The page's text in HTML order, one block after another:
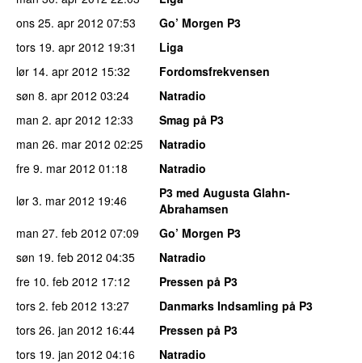
ons 25. apr 2012 07:53
Go’ Morgen P3
tors 19. apr 2012 19:31
Liga
lør 14. apr 2012 15:32
Fordomsfrekvensen
søn 8. apr 2012 03:24
Natradio
man 2. apr 2012 12:33
Smag på P3
man 26. mar 2012 02:25
Natradio
fre 9. mar 2012 01:18
Natradio
lør 3. mar 2012 19:46
P3 med Augusta Glahn-
Abrahamsen
man 27. feb 2012 07:09
Go’ Morgen P3
søn 19. feb 2012 04:35
Natradio
fre 10. feb 2012 17:12
Pressen på P3
tors 2. feb 2012 13:27
Danmarks Indsamling på P3
tors 26. jan 2012 16:44
Pressen på P3
tors 19. jan 2012 04:16
Natradio